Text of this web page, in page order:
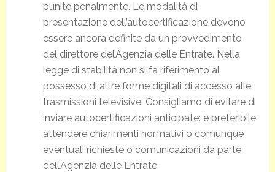
punite penalmente. Le modalità di
presentazione dell’autocertificazione devono
essere ancora definite da un provvedimento
del direttore del’Agenzia delle Entrate. Nella
legge di stabilità non si fa riferimento al
possesso di altre forme digitali di accesso alle
trasmissioni televisive. Consigliamo di evitare di
inviare autocertificazioni anticipate: è preferibile
attendere chiarimenti normativi o comunque
eventuali richieste o comunicazioni da parte
dell’Agenzia delle Entrate.